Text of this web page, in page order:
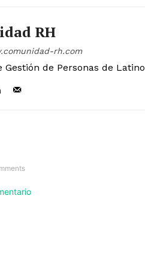
RH
rh.com
Gestión de Personas de